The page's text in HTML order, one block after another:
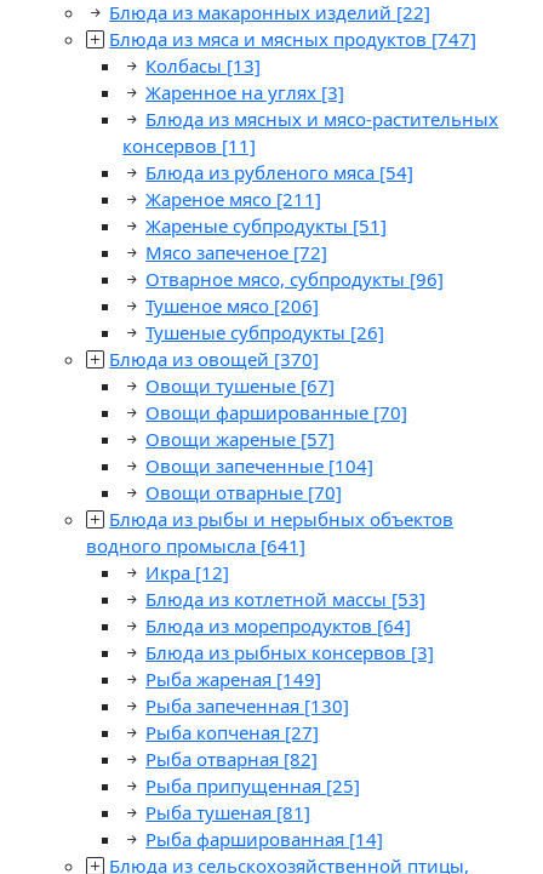
Блюда из макаронных изделий [22]
Блюда из мяса и мясных продуктов [747]
Колбасы [13]
Жаренное на углях [3]
Блюда из мясных и мясо-растительных
консервов [11]
Блюда из рубленого мяса [54]
Жареное мясо [211]
Жареные субпродукты [51]
Мясо запеченое [72]
Отварное мясо, субпродукты [96]
Тушеное мясо [206]
Тушеные субпродукты [26]
Блюда из овощей [370]
Овощи тушеные [67]
Овощи фаршированные [70]
Овощи жареные [57]
Овощи запеченные [104]
Овощи отварные [70]
Блюда из рыбы и нерыбных объектов
водного промысла [641]
Икра [12]
Блюда из котлетной массы [53]
Блюда из морепродуктов [64]
Блюда из рыбных консервов [3]
Рыба жареная [149]
Рыба запеченная [130]
Рыба копченая [27]
Рыба отварная [82]
Рыба припущенная [25]
Рыба тушеная [81]
Рыба фаршированная [14]
Блюда из сельскохозяйственной птицы,